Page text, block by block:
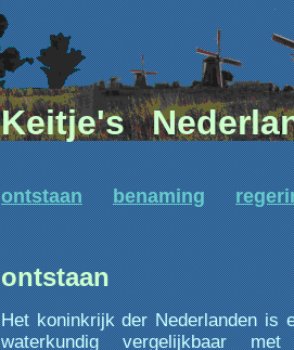
Keitje's
ontstaan benaming
ontstaan
Het koninkrijk der Nederlanden is
waterkundig vergelijkbaar